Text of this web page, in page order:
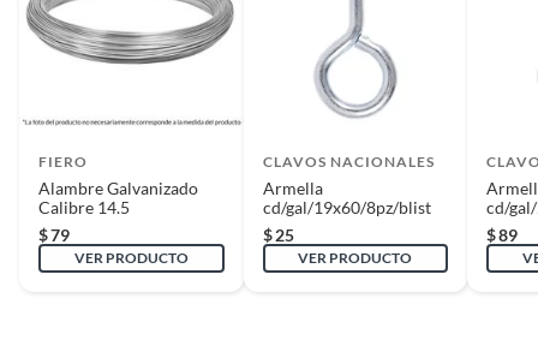
Reembolso de dinero
Iniciaremos el reembolso de tu dinero cuando recibamos el producto.
FIERO
Alambre Galvanizado
Calibre 14.5
$79
VER PRODUCTO
CLAVOS NACIONALES
Armella
cd/gal/19x60/8pz/blist
$ 25
VER PRODUCTO
cd/
$89